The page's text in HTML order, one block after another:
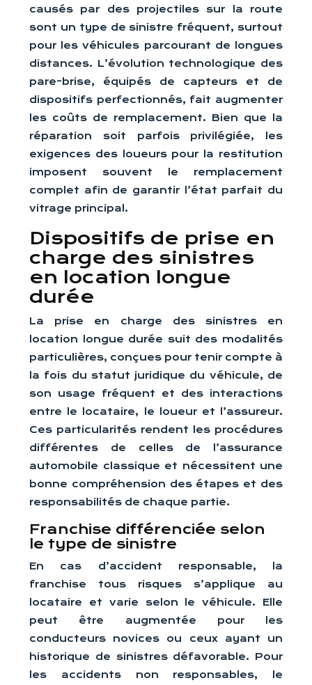
causés par des projectiles sur la route
sont un type de sinistre fréquent, surtout
pour les véhicules parcourant de longues
distances. L’évolution technologique des
pare-brise, équipés de capteurs et de
dispositifs perfectionnés, fait augmenter
les coûts de remplacement. Bien que la
réparation soit parfois privilégiée, les
exigences des loueurs pour la restitution
imposent souvent le remplacement
complet afin de garantir l’état parfait du
vitrage principal.
Dispositifs de prise en
charge des sinistres
en location longue
durée
La prise en charge des sinistres en
location longue durée suit des modalités
particulières, conçues pour tenir compte à
la fois du statut juridique du véhicule, de
son usage fréquent et des interactions
entre le locataire, le loueur et l’assureur.
Ces particularités rendent les procédures
différentes de celles de l’assurance
automobile classique et nécessitent une
bonne compréhension des étapes et des
responsabilités de chaque partie.
Franchise différenciée selon
le type de sinistre
En cas d’accident responsable, la
franchise tous risques s’applique au
locataire et varie selon le véhicule. Elle
peut être augmentée pour les
conducteurs novices ou ceux ayant un
historique de sinistres défavorable. Pour
les accidents non responsables, le